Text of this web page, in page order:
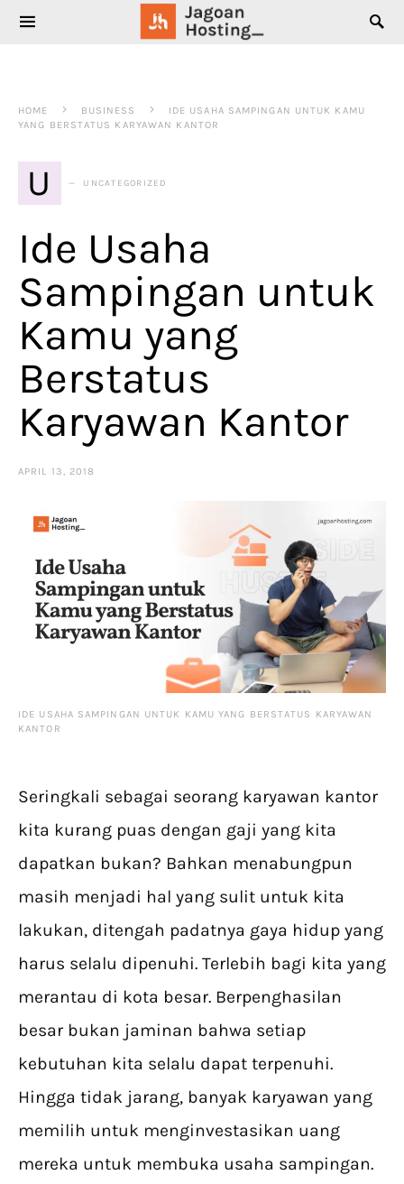
SEARCH FOR:
HOME BUSINESS
IDE USAHA SAMPINGAN UNTUK KAMU
YANG BERSTATUS KARYAWAN KANTOR
U UNCATEGORIZED
Ide Usaha
Sampingan untuk
Kamu yang
Berstatus
Karyawan Kantor
APRIL 13, 2018
IDE USAHA SAMPINGAN UNTUK KAMU YANG BERSTATUS KARYAWAN
KANTOR
Seringkali sebagai seorang karyawan kantor
kita kurang puas dengan gaji yang kita
dapatkan bukan? Bahkan menabungpun
masih menjadi hal yang sulit untuk kita
lakukan, ditengah padatnya gaya hidup yang
harus selalu dipenuhi. Terlebih bagi kita yang
merantau di kota besar. Berpenghasilan
besar bukan jaminan bahwa setiap
kebutuhan kita selalu dapat terpenuhi.
Hingga tidak jarang, banyak karyawan yang
memilih untuk menginvestasikan uang
mereka untuk membuka usaha sampingan.